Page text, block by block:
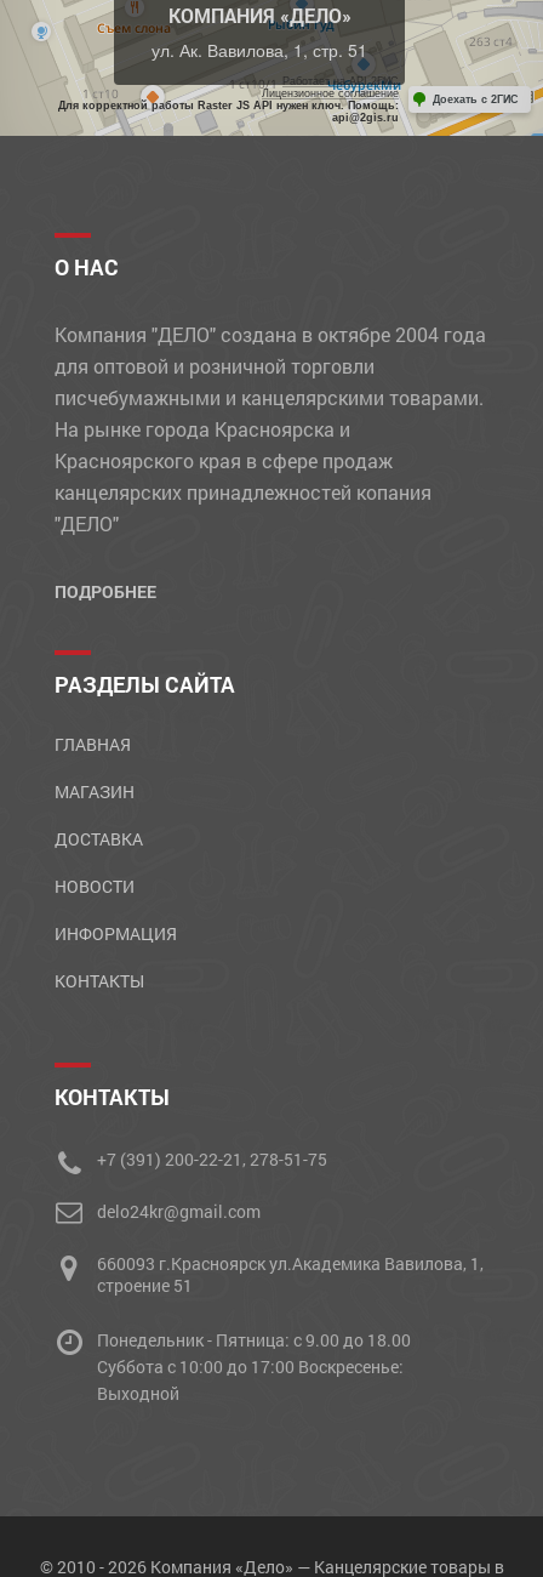
КОМПАНИЯ «ДЕЛО»
ул. Ак. Вавилова, 1, стр. 51
Работает на API 2ГИС
Лицензионное соглашение
Для корректной работы Raster JS API нужен ключ. Помощь:
api@2gis.ru
Доехать с 2ГИС
О НАС
Компания "ДЕЛО" создана в октябре 2004 года
для оптовой и розничной торговли
писчебумажными и канцелярскими товарами.
На рынке города Красноярска и
Красноярского края в сфере продаж
канцелярских принадлежностей копания
"ДЕЛО"
ПОДРОБНЕЕ
РАЗДЕЛЫ САЙТА
ГЛАВНАЯ
МАГАЗИН
ДОСТАВКА
НОВОСТИ
ИНФОРМАЦИЯ
КОНТАКТЫ
КОНТАКТЫ
+7 (391) 200-22-21, 278-51-75
delo24kr@gmail.com
660093 г.Красноярск ул.Академика Вавилова, 1,
строение 51
Понедельник - Пятница: с 9.00 до 18.00
Cуббота с 10:00 до 17:00 Воскресенье:
Выходной
© 2010 - 2026 Компания «Дело» — Канцелярские товары в